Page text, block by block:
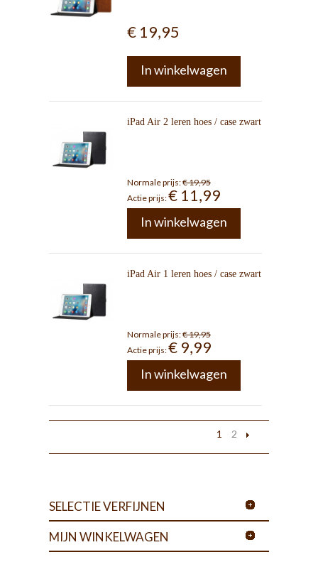
€ 19,95
In winkelwagen
iPad Air 2 leren hoes / case zwart
Normale prijs:€ 19,95
Actie prijs:€ 11,99
In winkelwagen
iPad Air 1 leren hoes / case zwart
Normale prijs:€ 19,95
Actie prijs:€ 9,99
In winkelwagen
1 2
SELECTIE VERFIJNEN
MIJN WINKELWAGEN